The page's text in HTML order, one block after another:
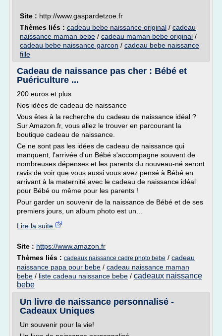
Site : http://www.gaspardetzoe.fr
Thèmes liés : cadeau bebe naissance original / cadeau
naissance maman bebe / cadeau maman bebe original /
cadeau bebe naissance garcon / cadeau bebe naissance
fille
Cadeau de naissance pas cher : Bébé et
Puériculture ...
200 euros et plus
Nos idées de cadeau de naissance
Vous êtes à la recherche du cadeau de naissance idéal ?
Sur Amazon.fr, vous allez le trouver en parcourant la
boutique cadeau de naissance.
Ce ne sont pas les idées de cadeau de naissance qui
manquent, l'arrivée d'un Bébé s'accompagne souvent de
nombreuses dépenses et les parents du nouveau-né seront
ravis de voir que vous aussi vous avez pensé à Bébé en
arrivant à la maternité avec le cadeau de naissance idéal
pour Bébé ou même pour les parents !
Pour garder un souvenir de la naissance de Bébé et de ses
premiers jours, un album photo est un...
Lire la suite
Site : https://www.amazon.fr
Thèmes liés : cadeaux naissance cadre photo bebe / cadeau
naissance papa pour bebe / cadeau naissance maman
bebe / liste cadeau naissance bebe / cadeaux naissance
bebe
Un livre de naissance personnalisé -
Cadeaux Uniques
Un souvenir pour la vie!